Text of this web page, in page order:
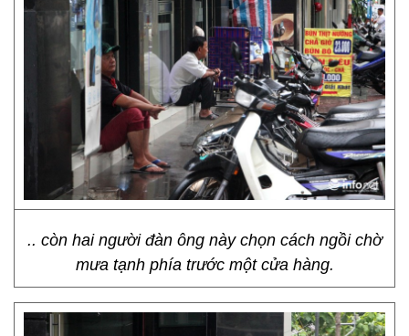
.. còn hai người đàn ông này chọn cách ngồi chờ
mưa tạnh phía trước một cửa hàng.